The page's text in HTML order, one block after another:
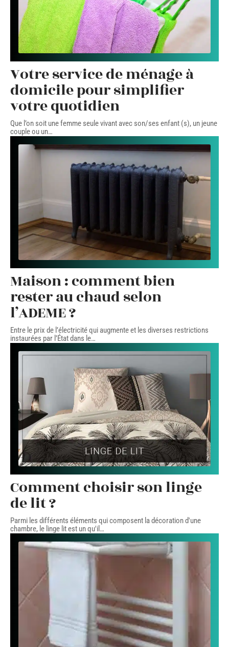
Votre service de ménage à
domicile pour simplifier
votre quotidien
Que l’on soit une femme seule vivant avec son/ses enfant (s), un jeune
couple ou un…
Maison : comment bien
rester au chaud selon
l’ADEME ?
Entre le prix de l’électricité qui augmente et les diverses restrictions
instaurées par l’État dans le…
Comment choisir son linge
de lit ?
Parmi les différents éléments qui composent la décoration d'une
chambre, le linge lit est un qu'il …